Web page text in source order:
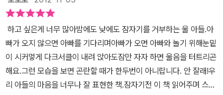
아지는 책입니다.
마의 매 번 듣는 잔소리보다 훨씬 효과적이겠어요^^ 잠투정 엄청하는
우리 둘째.. 잠자리에 들 때 울지않을 수 있다면.. 얼마나 행복할까요?
우리 아이의 마음!! 이 책에서 알려주었으니~ 이제 이 책을 읽어주며
편안히 행복한 잠을 잤으면 하는 엄마의 마음도 꼭 느끼게 해주고싶
어요!! 큰 딸은 자기가 아기 동물들 재워준다며 이 책을 즐겨보네요^^
이 책 덕분에 즐거운 마음으로 잔다면 행복한 꿈을 꿀 수 있겠죠?? ㅎ
ㅎㅎ
하고 싶은게 너무 많아밤에도 낮에도 잠자기를 거부하는 울 아들.아
빠가 오지 않으면 아빠를 기다리며아빠가 오면 아빠와 놀기 위해눈밑
이 시커멓게 다크서클이 내려 앉아도잠만 자자 하면 울음을 터트리곤
해요.그런 모습을 보면 곤란할 때가 한두번이 아니랍니다. 안 잘래!우
리 아들의 마음을 너무나 잘 표현한 책.잠자기전 이 책 읽어주며 스르